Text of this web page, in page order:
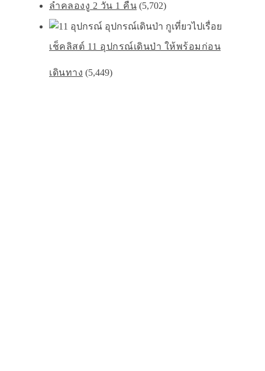
ลำคลองงู 2 วัน 1 คืน (5,702)
เช็คลิสต์ 11 อุปกรณ์เดินป่า ให้พร้อมก่อน
เดินทาง (5,449)